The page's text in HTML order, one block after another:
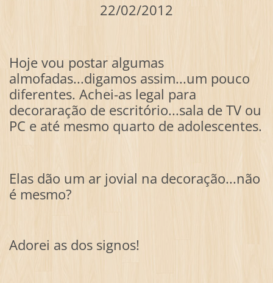
22/02/2012
Hoje vou postar algumas
almofadas...digamos assim...um pouco
diferentes. Achei-as legal para
decoraração de escritório...sala de TV ou
PC e até mesmo quarto de adolescentes.
Elas dão um ar jovial na decoração...não
é mesmo?
Adorei as dos signos!